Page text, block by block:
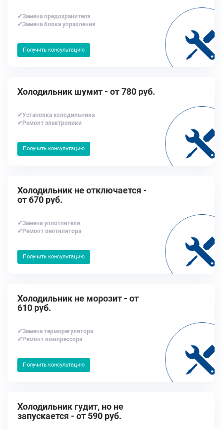
✔Замена предохранителя
✔Замена блока управления
Получить консультацию
Холодильник шумит - от 780 руб.
✔Установка холодильника
✔Ремонт электроники
Получить консультацию
Холодильник не отключается -
от 670 руб.
✔Замена уплотнителя
✔Ремонт вентилятора
Получить консультацию
Холодильник не морозит - от
610 руб.
✔Замена терморегулятора
✔Ремонт компрессора
Получить консультацию
Холодильник гудит, но не
запускается - от 590 руб.